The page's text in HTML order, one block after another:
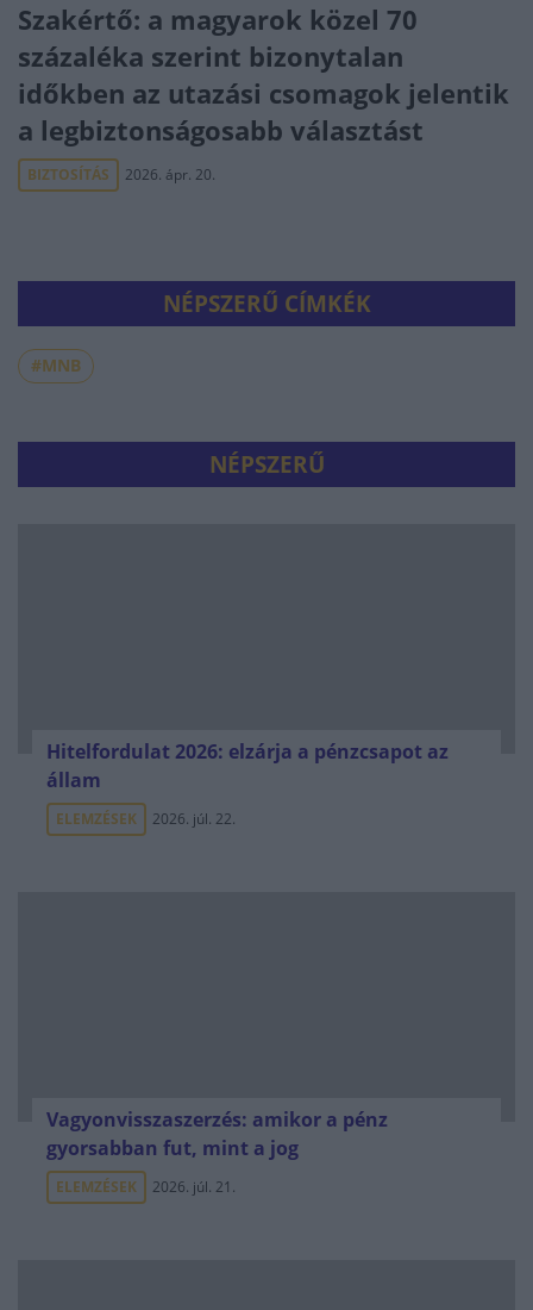
Szakértő: a magyarok közel 70
százaléka szerint bizonytalan
időkben az utazási csomagok jelentik
a legbiztonságosabb választást
BIZTOSÍTÁS 2026. ápr. 20.
NÉPSZERŰ CÍMKÉK
#MNB
NÉPSZERŰ
Hitelfordulat 2026: elzárja a pénzcsapot az
állam
ELEMZÉSEK 2026. júl. 22.
Vagyonvisszaszerzés: amikor a pénz
gyorsabban fut, mint a jog
ELEMZÉSEK 2026. júl. 21.